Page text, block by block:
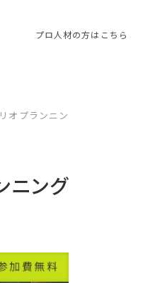
プロ人材の方はこちら
オプランニン
ニング